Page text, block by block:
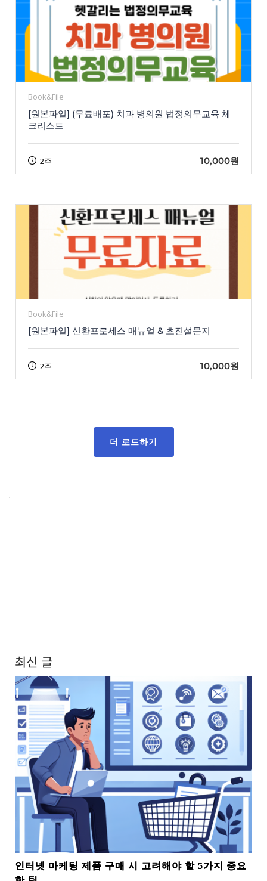
Book&File
[원본파일] (무료배포) 치과 병의원 법정의무교육 체
크리스트
2주 10,000원
Book&File
[원본파일] 신환프로세스 매뉴얼 & 초진설문지
2주 10,000원
더 로드하기
최신 글
인터넷 마케팅 제품 구매 시 고려해야 할 5가지 중요